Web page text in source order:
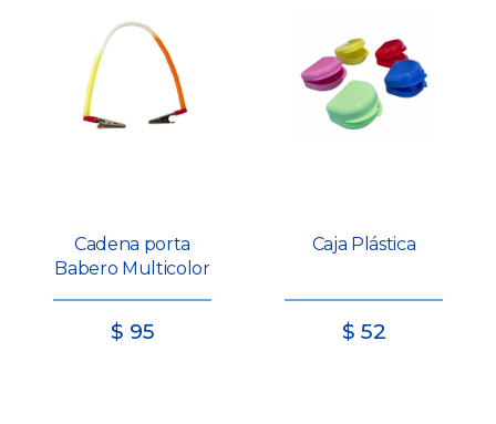
Cadena porta
Babero Multicolor
$ 95
Caja Plástica
$ 52